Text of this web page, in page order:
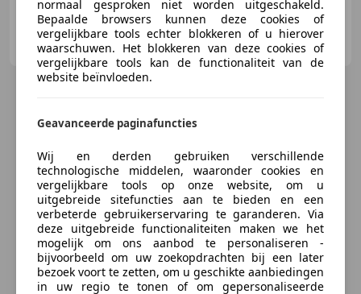
Auto Olijnsma Gytsjerk BV
NL-9061 AE GYTSJERK
normaal gesproken niet worden uitgeschakeld.
Bepaalde browsers kunnen deze cookies of
vergelijkbare tools echter blokkeren of u hierover
waarschuwen. Het blokkeren van deze cookies of
vergelijkbare tools kan de functionaliteit van de
website beïnvloeden.
Geavanceerde paginafuncties
Wij en derden gebruiken verschillende
technologische middelen, waaronder cookies en
vergelijkbare tools op onze website, om u
uitgebreide sitefuncties aan te bieden en een
verbeterde gebruikerservaring te garanderen. Via
deze uitgebreide functionaliteiten maken we het
mogelijk om ons aanbod te personaliseren -
bijvoorbeeld om uw zoekopdrachten bij een later
bezoek voort te zetten, om u geschikte aanbiedingen
in uw regio te tonen of om gepersonaliseerde